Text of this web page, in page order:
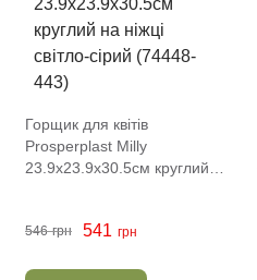
Горщик для квітів
Prosperplast Milly
23.9х23.9х30.5см круглий
546 грн 541 грн